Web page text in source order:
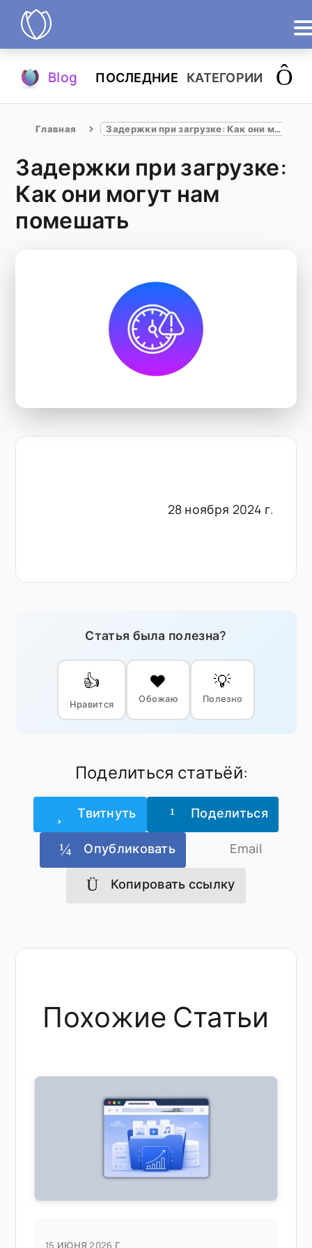
Попробовать
Blog ПОСЛЕДНИЕ КАТЕГОРИИ
Главная Задержки при загрузке: Как они могут нам помешать
Задержки при загрузке:
Как они могут нам
помешать
28 ноября 2024 г.
Статья была полезна?
👍
Нравится
❤️
Обожаю
💡
Полезно
Поделиться статьёй:
Твитнуть Поделиться
Опубликовать Email
Копировать ссылку
Похожие Статьи
15 ИЮНЯ 2026 Г.